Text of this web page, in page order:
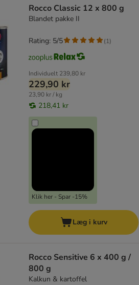
Rocco Classic 12 x 800 g
Blandet pakke II
Individuelt 239,80 kr
229,90 kr
23,90 kr / kg
218,41 kr
Klik her - Spar -15%
Rating: 5/5 (1)
Læg i kurv
Rocco Sensitive 6 x 400 g /
800 g
Kalkun & kartoffel